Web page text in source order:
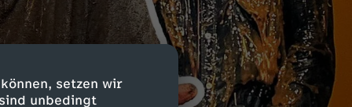
setzen wir
unbedingt